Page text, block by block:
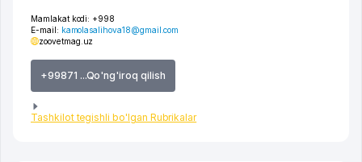
Mamlakat kodi: +998
E-mail: kamolasalihova18@gmail.com
zoovetmag.uz
+99871 ...Qo'ng'iroq qilish
Tashkilot tegishli bo'lgan Rubrikalar